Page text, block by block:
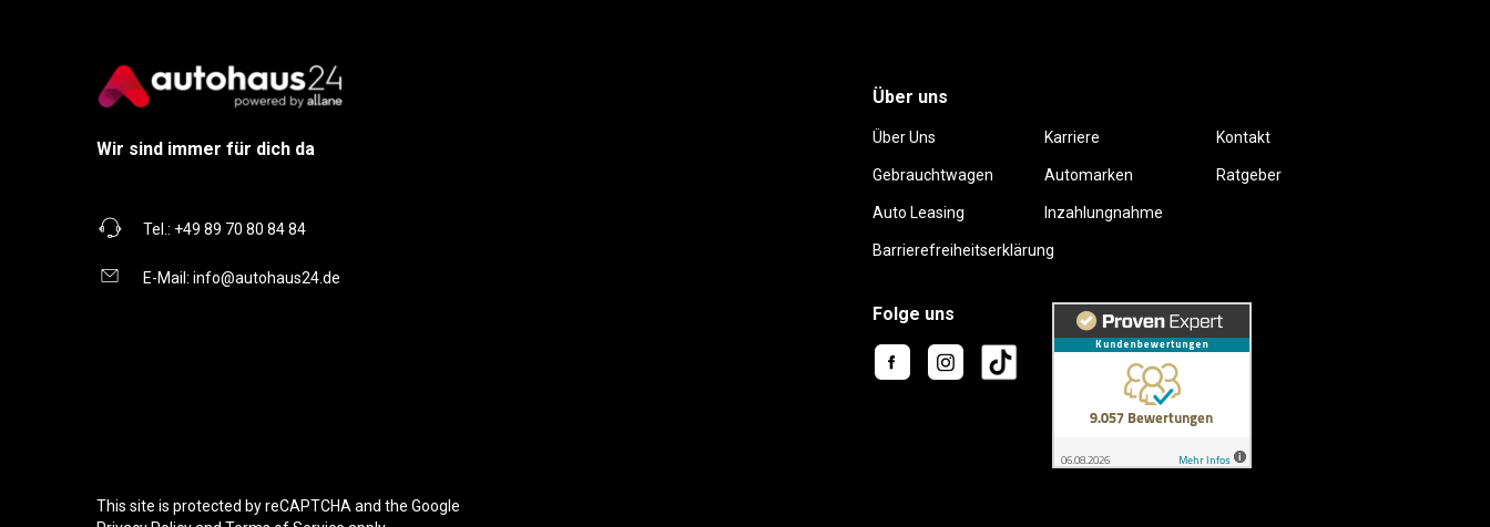
Wir sind immer für dich da
Tel.: +49 89 70 80 84 84
E-Mail: info@autohaus24.de
Über uns
Über Uns Karriere Kontakt
Gebrauchtwagen Automarken Ratgeber
Auto Leasing Inzahlungnahme
Barrierefreiheitserklärung
Folge uns
This site is protected by reCAPTCHA and the Google